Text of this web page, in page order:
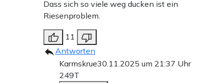
Dass sich so viele weg ducken ist ein
Riesenproblem.
11
Antworten
Karmskrue30.11.2025 um 21:37 Uhr
249T